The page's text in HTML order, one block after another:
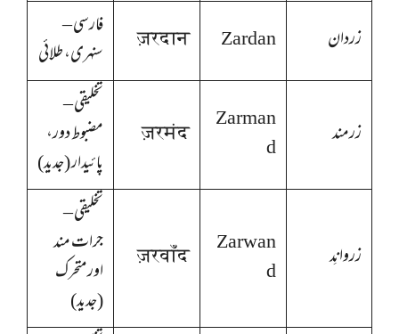
زردان
Zardan
ज़रदान
فارسی –
سنہری، طلائی
زرمند
Zarman
d
ज़रमंद
تخلیقی –
مضبوط دور،
پائیدار (جدید)
زروانِد
Zarwan
d
ज़रवाँद
تخلیقی –
جرات مند
اور متحرک
(جدید)